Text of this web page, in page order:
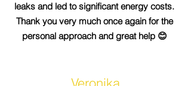
leaks and led to significant energy costs.
Thank you very much once again for the
personal approach and great help 😊